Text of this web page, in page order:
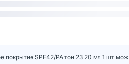
SPF42/PA тон 23 20 мл 1 шт